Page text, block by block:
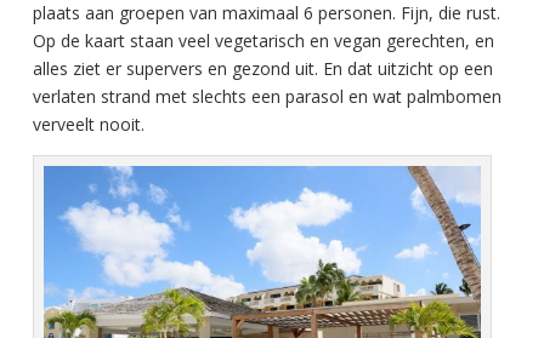
plaats aan groepen van maximaal 6 personen. Fijn, die rust.
Op de kaart staan veel vegetarisch en vegan gerechten, en
alles ziet er supervers en gezond uit. En dat uitzicht op een
verlaten strand met slechts een parasol en wat palmbomen
verveelt nooit.